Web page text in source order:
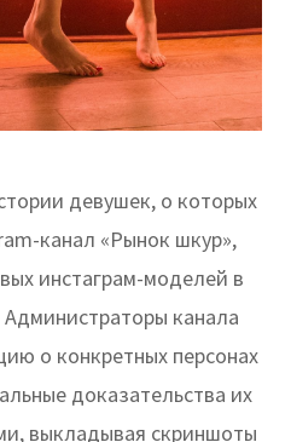
девушек, о которых
канал «Рынок шкур»,
инстаграм-моделей в
Администраторы канала
о конкретных персонах
доказательства их
выкладывая скриншоты